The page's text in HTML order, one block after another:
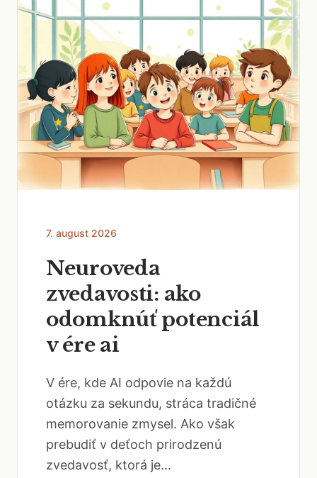
7. august 2026
Neuroveda
zvedavosti: ako
odomknúť potenciál
v ére ai
V ére, kde AI odpovie na každú
otázku za sekundu, stráca tradičné
memorovanie zmysel. Ako však
prebudiť v deťoch prirodzenú
zvedavosť, ktorá je...